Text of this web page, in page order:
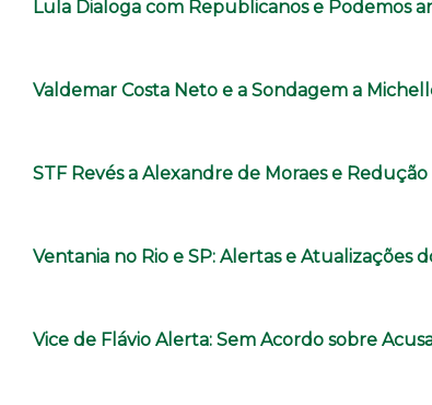
Lula Dialoga com Republicanos e Podemos
Valdemar Costa Neto e a Sondagem a
STF Revés a Alexandre de Moraes e
Ventania no Rio e SP: Alertas e Atualizações
Vice de Flávio Alerta: Sem Acordo sobre